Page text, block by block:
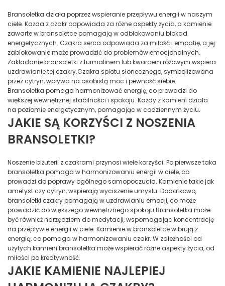
Bransoletka działa poprzez wspieranie przepływu energii w naszym
ciele. Każda z czakr odpowiada za różne aspekty życia, a kamienie
zawarte w bransoletce pomagają w odblokowaniu blokad
energetycznych. Czakra serca odpowiada za miłość i empatię, a jej
zablokowanie może prowadzić do problemów emocjonalnych.
Zakładanie bransoletki z turmalinem lub kwarcem różowym wspiera
uzdrawianie tej czakry.Czakra splotu słonecznego, symbolizowana
przez cytryn, wpływa na osobistą moc i pewność siebie.
Bransoletka pomaga harmonizować energię, co prowadzi do
większej wewnętrznej stabilności i spokoju. Każdy z kamieni działa
na poziomie energetycznym, pomagając w codziennym życiu.
JAKIE SĄ KORZYŚCI Z NOSZENIA
BRANSOLETKI?
Noszenie biżuterii z czakrami przynosi wiele korzyści. Po pierwsze taka
bransoletka pomaga w harmonizowaniu energii w ciele, co
prowadzi do poprawy ogólnego samopoczucia. Kamienie takie jak
ametyst czy cytryn, wspierają wyciszenie umysłu. Dodatkowo,
bransoletki czakry pomagają w uzdrawianiu emocji, co może
prowadzić do większego wewnętrznego spokoju.Bransoletka może
być również narzędziem do medytacji, wspomagając koncentrację
na przepływie energii w ciele. Kamienie w bransoletce wibrują z
energią, co pomaga w harmonizowaniu czakr. W zależności od
użytych kamieni bransoletka może wspierać różne aspekty życia, od
miłości po kreatywność.
JAKIE KAMIENIE NAJLEPIEJ